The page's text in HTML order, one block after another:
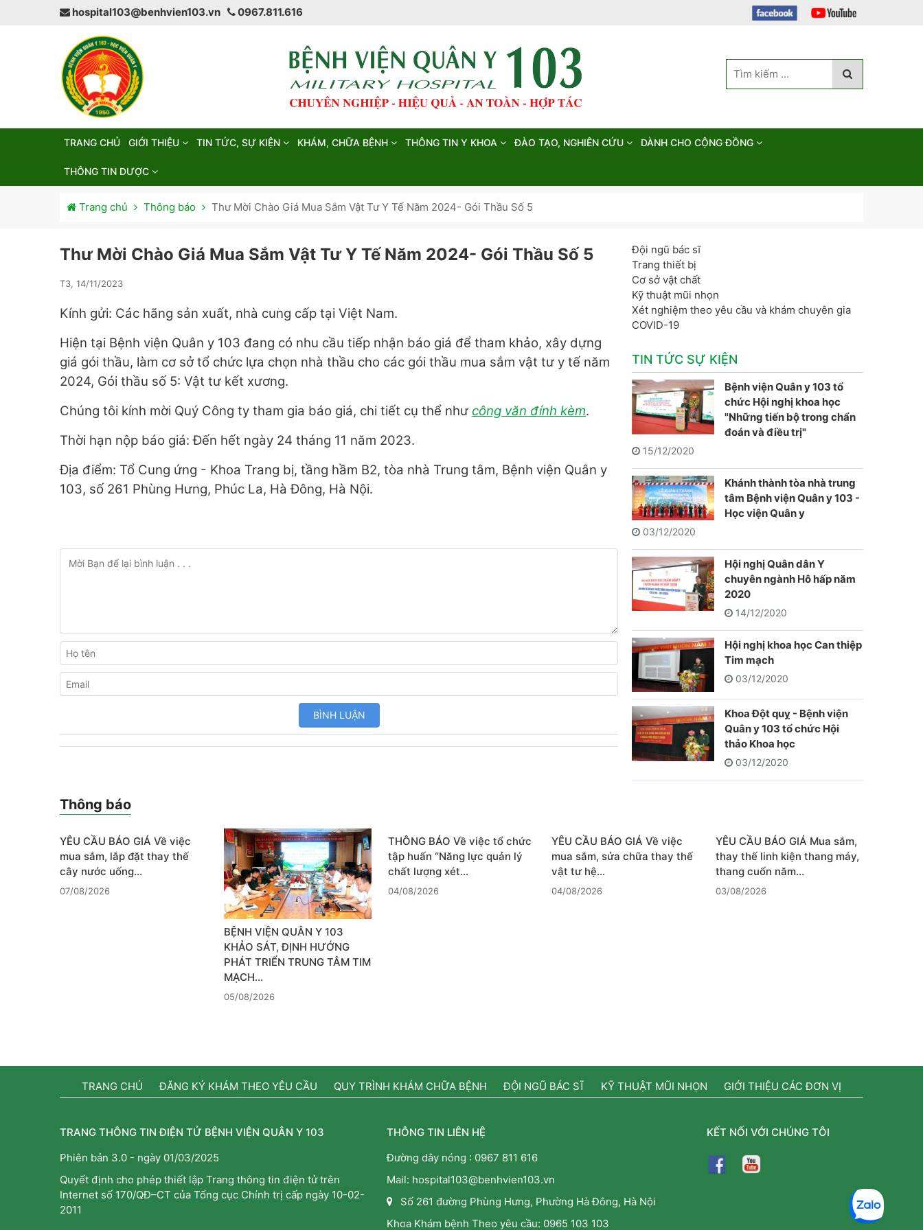
hospital103@benhvien103.vn 0967.811.616
TRANG CHỦ GIỚI THIỆU TIN TỨC, SỰ KIỆN KHÁM, CHỮA BỆNH THÔNG TIN Y KHOA ĐÀO TẠO, NGHIÊN CỨU DÀNH CHO CỘNG ĐỒNG
THÔNG TIN DƯỢC
Trang chủ Thông báo Thư Mời Chào Giá Mua Sắm Vật Tư Y Tế Năm 2024- Gói Thầu Số 5
Thư Mời Chào Giá Mua Sắm Vật Tư Y Tế Năm 2024- Gói Thầu Số 5
T3, 14/11/2023
Kính gửi: Các hãng sản xuất, nhà cung cấp tại Việt Nam.
Hiện tại Bệnh viện Quân y 103 đang có nhu cầu tiếp nhận báo giá để tham khảo, xây dựng
giá gói thầu, làm cơ sở tổ chức lựa chọn nhà thầu cho các gói thầu mua sắm vật tư y tế năm
2024, Gói thầu số 5: Vật tư kết xương.
Chúng tôi kính mời Quý Công ty tham gia báo giá, chi tiết cụ thể như công văn đính kèm.
Thời hạn nộp báo giá: Đến hết ngày 24 tháng 11 năm 2023.
Địa điểm: Tổ Cung ứng - Khoa Trang bị, tầng hầm B2, tòa nhà Trung tâm, Bệnh viện Quân y
103, số 261 Phùng Hưng, Phúc La, Hà Đông, Hà Nội.
Đội ngũ bác sĩ
Trang thiết bị
Cơ sở vật chất
Kỹ thuật mũi nhọn
Xét nghiệm theo yêu cầu và khám chuyên gia
COVID-19
TIN TỨC SỰ KIỆN
Bệnh viện Quân y 103 tổ
chức Hội nghị khoa học
"Những tiến bộ trong chẩn
đoán và điều trị"
15/12/2020
Khánh thành tòa nhà trung
tâm Bệnh viện Quân y 103 -
Học viện Quân y
03/12/2020
Hội nghị Quân dân Y
chuyên ngành Hô hấp năm
2020
14/12/2020
Hội nghị khoa học Can thiệp
Tim mạch
03/12/2020
Khoa Đột quỵ - Bệnh viện
Quân y 103 tổ chức Hội
thảo Khoa học
03/12/2020
Thông báo
YÊU CẦU BÁO GIÁ Về việc
mua sắm, lắp đặt thay thế
cây nước uống…
07/08/2026
BỆNH VIỆN QUÂN Y 103
KHẢO SÁT, ĐỊNH HƯỚNG
PHÁT TRIỂN TRUNG TÂM TIM
MẠCH…
05/08/2026
THÔNG BÁO Về việc tổ chức
tập huấn “Năng lực quản lý
chất lượng xét…
04/08/2026
YÊU CẦU BÁO GIÁ Về việc
mua sắm, sửa chữa thay thế
vật tư hệ…
04/08/2026
YÊU CẦU BÁO GIÁ Mua sắm,
thay thế linh kiện thang máy,
thang cuốn năm…
03/08/2026
TRANG CHỦ ĐĂNG KÝ KHÁM THEO YÊU CẦU QUY TRÌNH KHÁM CHỮA BỆNH ĐỘI NGŨ BÁC SĨ KỸ THUẬT MŨI NHỌN GIỚI THIỆU CÁC ĐƠN VỊ
TRANG THÔNG TIN ĐIỆN TỬ BỆNH VIỆN QUÂN Y 103
Phiên bản 3.0 - ngày 01/03/2025
Quyết định cho phép thiết lập Trang thông tin điện tử trên
Internet số 170/QĐ–CT của Tổng cục Chính trị cấp ngày 10-02-
2011
THÔNG TIN LIÊN HỆ
Đường dây nóng : 0967 811 616
Mail: hospital103@benhvien103.vn
Số 261 đường Phùng Hưng, Phường Hà Đông, Hà Nội
Khoa Khám bệnh Theo yêu cầu: 0965 103 103
KẾT NỐI VỚI CHÚNG TÔI